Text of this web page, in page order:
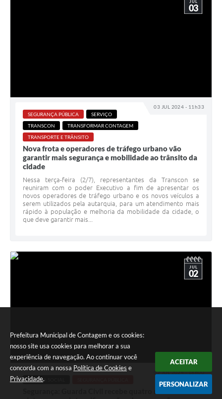
Prefeitura Municipal de Contagem e os cookies:
nosso site usa cookies para melhorar a sua
experiência de navegação. Ao continuar você
concorda com a nossa Política de Cookies e
Privacidade.
ACEITAR
PERSONALIZAR
03 JUL 2024 - 11h33
JUL
03
SEGURANÇA PÚBLICA
SERVIÇO
TRANSCON
TRANSFORMAR CONTAGEM
TRANSPORTE E TRÂNSITO
Nova frota e operadores de tráfego urbano vão
garantir mais segurança e mobilidade ao trânsito da
cidade
Nessa terça-feira (2/7), representantes da Transcon se
reuniram com o poder Executivo a fim de apresentar os
novos operadores de tráfego urbano e os novos veículos a
serem utilizados pela autarquia, para um atendimento mais
rápido à população e melhoria da mobilidade da cidade, o
que deve garantir mais...
02 JUL 2024 - 18h00
JUL
02
DEFESA SOCIAL
Segurança: Guarda Civil recebe quatro novas